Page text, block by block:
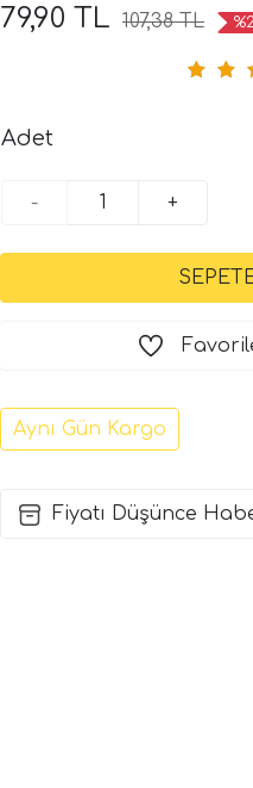
79,90 TL 107,38 TL
Adet
- +
Aynı Gün Kargo
Fiyatı Düşünce